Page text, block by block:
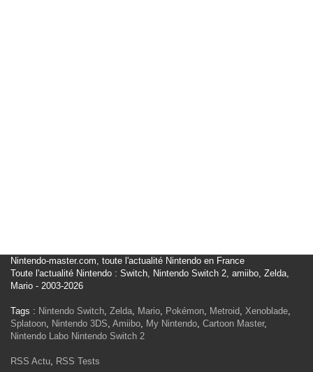
Nintendo-master.com, toute l'actualité Nintendo en France
Toute l'actualité Nintendo : Switch, Nintendo Switch 2, amiibo, Zelda,
Mario - 2003-2026
Tags : Nintendo Switch, Zelda, Mario, Pokémon, Metroid, Xenoblade,
Splatoon, Nintendo 3DS, Amiibo, My Nintendo, Cartoon Master,
Nintendo Labo Nintendo Switch 2
RSS Actu, RSS Tests